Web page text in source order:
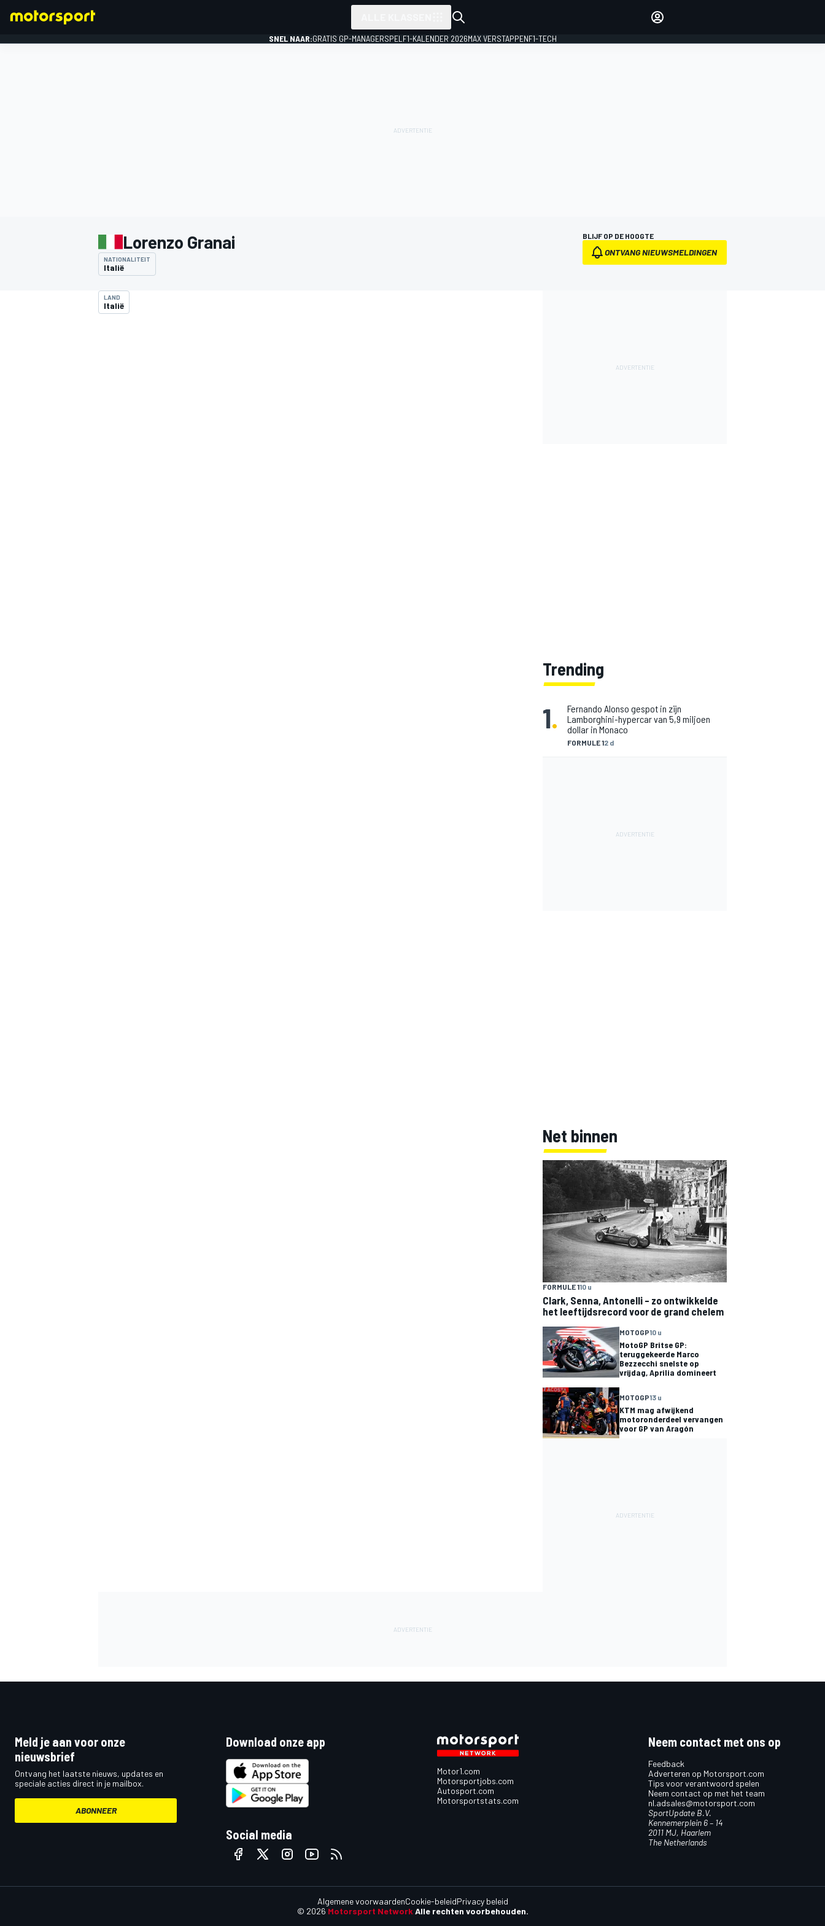
SNEL NAAR:GRATIS GP-MANAGERSPEL F1-KALENDER 2026MAX VERSTAPPENF1-TECH
Lorenzo Granai
NATIONALITEIT
Italië
BLIJF OP DE HOOGTE
ONTVANG NIEUWSMELDINGEN
LAND
Italië
Trending
1.
FORMULE 12 d
Fernando Alonso gespot in zijn
Lamborghini-hypercar van 5,9 miljoen
dollar in Monaco
Net binnen
FORMULE 110 u
Clark, Senna, Antonelli – zo ontwikkelde
het leeftijdsrecord voor de grand chelem
MOTOGP10 u
MotoGP Britse GP:
teruggekeerde Marco
Bezzecchi snelste op
vrijdag, Aprilia domineert
MOTOGP13 u
KTM mag afwijkend
motoronderdeel vervangen
voor GP van Aragón
Meld je aan voor onze
nieuwsbrief
Ontvang het laatste nieuws, updates en
speciale acties direct in je mailbox.
ABONNEER
Download onze app
Social media
Motor1.com
Motorsportjobs.com
Autosport.com
Motorsportstats.com
Neem contact met ons op
Feedback
Adverteren op Motorsport.com
Tips voor verantwoord spelen
Neem contact op met het team
nl.adsales@motorsport.com
SportUpdate B.V.
Kennemerplein 6 – 14
2011 MJ, Haarlem
The Netherlands
© 2026 Motorsport Network Alle rechten voorbehouden.
Algemene voorwaardenCookie-beleidPrivacy beleid